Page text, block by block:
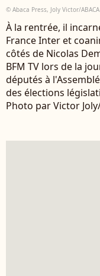
© Abaca Press, Joly Victor/ABACA
À la rentrée, il
France Inter et
côtés de Nicolas
BFM TV lors de la
députés à
des élections
Photo par Victor Joly/